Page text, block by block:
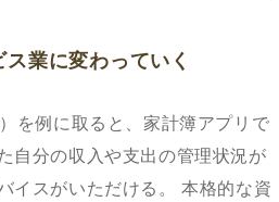
業に変わっていく
を例に取ると、家計簿アプリで
自分の収入や支出の管理状況が
イスがいただける。 本格的な資